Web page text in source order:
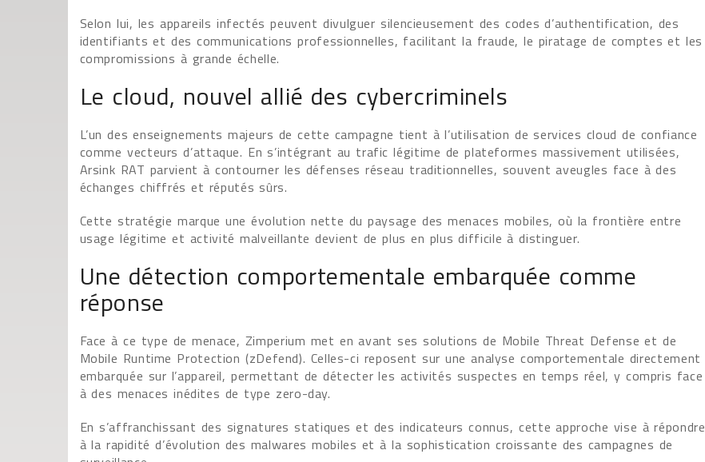
Selon lui, les appareils infectés peuvent divulguer silencieusement des codes d’authentification, des
identifiants et des communications professionnelles, facilitant la fraude, le piratage de comptes et les
compromissions à grande échelle.
Le cloud, nouvel allié des cybercriminels
L’un des enseignements majeurs de cette campagne tient à l’utilisation de services cloud de confiance
comme vecteurs d’attaque. En s’intégrant au trafic légitime de plateformes massivement utilisées,
Arsink RAT parvient à contourner les défenses réseau traditionnelles, souvent aveugles face à des
échanges chiffrés et réputés sûrs.
Cette stratégie marque une évolution nette du paysage des menaces mobiles, où la frontière entre
usage légitime et activité malveillante devient de plus en plus difficile à distinguer.
Une détection comportementale embarquée comme
réponse
Face à ce type de menace, Zimperium met en avant ses solutions de Mobile Threat Defense et de
Mobile Runtime Protection (zDefend). Celles-ci reposent sur une analyse comportementale directement
embarquée sur l’appareil, permettant de détecter les activités suspectes en temps réel, y compris face
à des menaces inédites de type zero-day.
En s’affranchissant des signatures statiques et des indicateurs connus, cette approche vise à répondre
à la rapidité d’évolution des malwares mobiles et à la sophistication croissante des campagnes de